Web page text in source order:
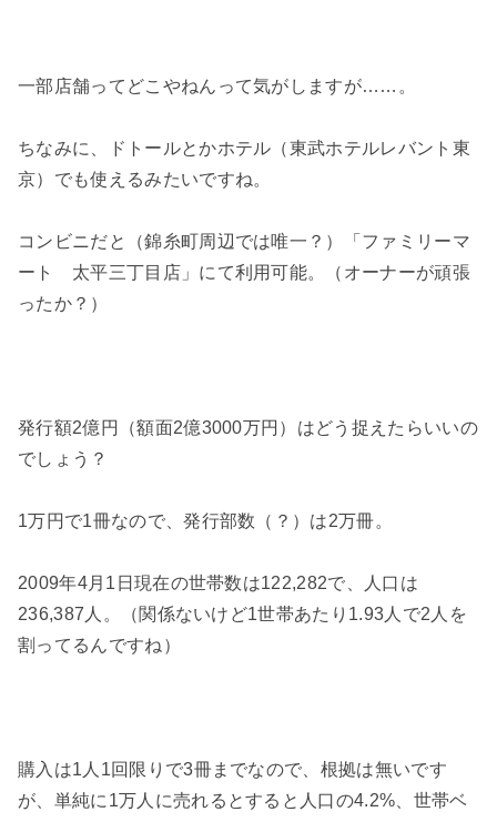
一部店舗ってどこやねんって気がしますが……。
ちなみに、ドトールとかホテル（東武ホテルレバント東
京）でも使えるみたいですね。
コンビニだと（錦糸町周辺では唯一？）「ファミリーマ
ート 太平三丁目店」にて利用可能。（オーナーが頑張
ったか？）
発行額2億円（額面2億3000万円）はどう捉えたらいいの
でしょう？
1万円で1冊なので、発行部数（？）は2万冊。
2009年4月1日現在の世帯数は122,282で、人口は
236,387人。（関係ないけど1世帯あたり1.93人で2人を
割ってるんですね）
購入は1人1回限りで3冊までなので、根拠は無いです
が、単純に1万人に売れるとすると人口の4.2%、世帯ベ